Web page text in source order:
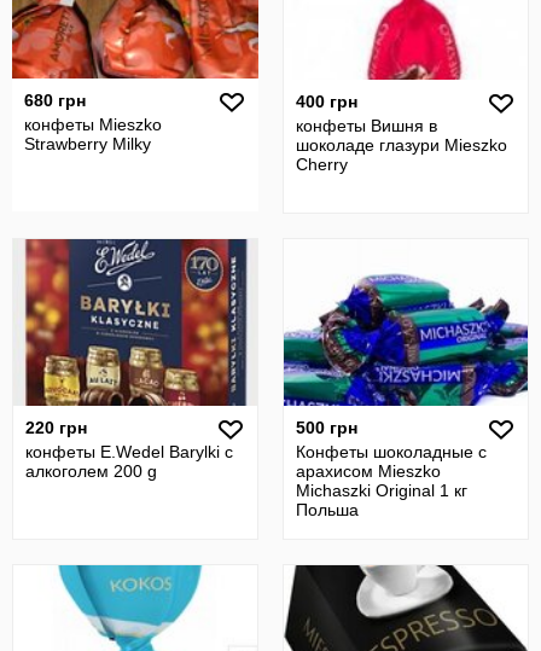
680 грн
конфеты Mieszko
Strawberry Milky
400 грн
конфеты Вишня в
шоколаде глазури Mieszko
Cherry
220 грн
конфеты E.Wedel Вarylki с
алкоголем 200 g
500 грн
Конфеты шоколадные с
арахисом Mieszko
Michaszki Original 1 кг
Польша